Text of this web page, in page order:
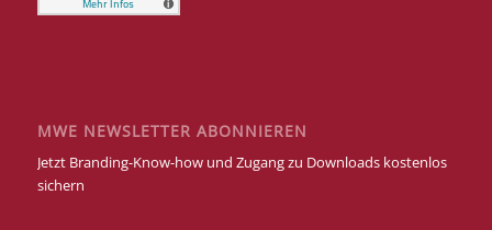
MWE NEWSLETTER ABONNIEREN
Jetzt Branding-Know-how und Zugang zu Downloads kostenlos
sichern